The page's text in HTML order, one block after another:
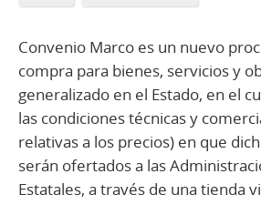
Convenio Marco es un nuevo
compra para bienes, servicios y
generalizado en el Estado, en el
las condiciones técnicas y
relativas a los precios) en que
serán ofertados a las
Estatales, a través de una tienda